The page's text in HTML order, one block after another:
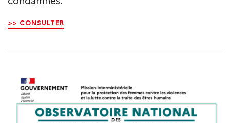
>> CONSULTER